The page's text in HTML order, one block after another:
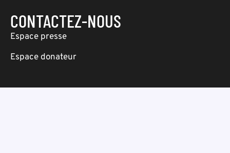
CONTACTEZ-NOUS
Espace presse
Espace donateur